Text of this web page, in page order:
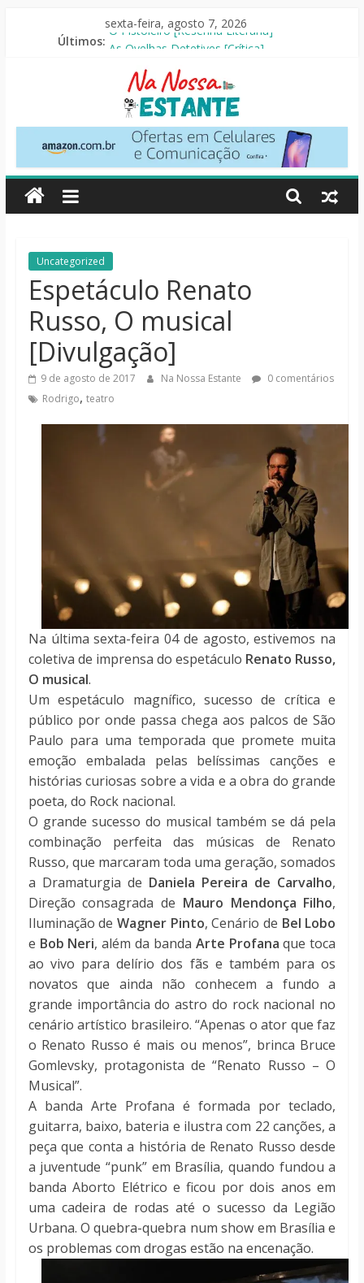
sexta-feira, agosto 7, 2026
Últimos: O Pistoleiro [Resenha Literária]
Mestres do Universo [Crtítica]
Slow Horses – 3ª Temporada [Crítica]
Seus Amigos e Vizinhos [Crítica]
Na
Nossa
Estante
Críticas
livros,
filmes,
séries
notícias
Uncategorized
Espetáculo Renato
Russo, O musical
[Divulgação]
9 de agosto de 2017 Na Nossa Estante
0 comentários
Rodrigo, teatro
Na última sexta-feira 04 de agosto, estivemos na
coletiva de imprensa do espetáculo Renato Russo,
O musical.
Um espetáculo magnífico, sucesso de crítica e
público por onde passa chega aos palcos de São
Paulo para uma temporada que promete muita
emoção embalada pelas belíssimas canções e
histórias curiosas sobre a vida e a obra do grande
poeta, do Rock nacional.
O grande sucesso do musical também se dá pela
combinação perfeita das músicas de Renato
Russo, que marcaram toda uma geração, somados
a Dramaturgia de Daniela Pereira de Carvalho,
Direção consagrada de Mauro Mendonça Filho,
Iluminação de Wagner Pinto, Cenário de Bel Lobo
e Bob Neri, além da banda Arte Profana que toca
ao vivo para delírio dos fãs e também para os
novatos que ainda não conhecem a fundo a
grande importância do astro do rock nacional no
cenário artístico brasileiro. “Apenas o ator que faz
o Renato Russo é mais ou menos”, brinca Bruce
Gomlevsky, protagonista de “Renato Russo – O
Musical”.
A banda Arte Profana é formada por teclado,
guitarra, baixo, bateria e ilustra com 22 canções, a
peça que conta a história de Renato Russo desde
a juventude “punk” em Brasília, quando fundou a
banda Aborto Elétrico e ficou por dois anos em
uma cadeira de rodas até o sucesso da Legião
Urbana. O quebra-quebra num show em Brasília e
os problemas com drogas estão na encenação.